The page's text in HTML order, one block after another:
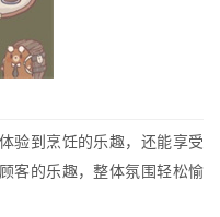
验到烹饪的乐趣，还能享受
客的乐趣，整体氛围轻松愉